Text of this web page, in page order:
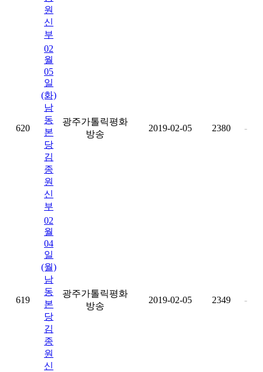
원
신
부
620
02
월
05
일
(화)
남
동
본
당
김
종
원
신
부
광주가톨릭평화
방송
2019-02-05 2380 -
619
02
월
04
일
(월)
남
동
본
당
김
종
원
신
광주가톨릭평화
방송
2019-02-05 2349 -